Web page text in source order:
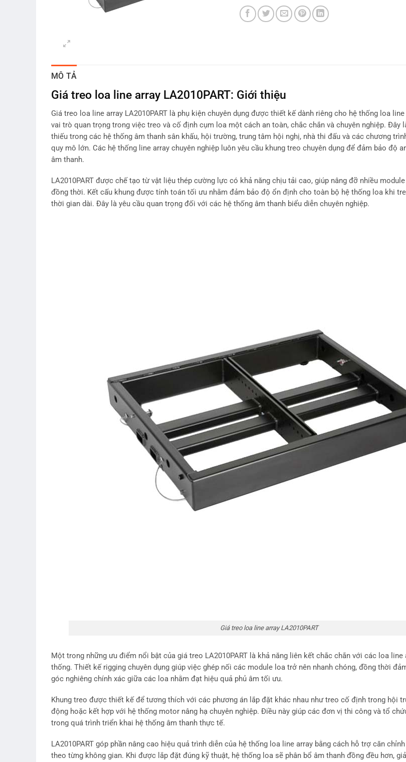
MÔ TẢ
Giá treo loa line array LA2010PART: Giới thiệu
Giá treo loa line array LA2010PART là phụ kiện chuyên dụng được thiết kế dành riêng cho hệ thống loa line
vai trò quan trọng trong việc treo và cố định cụm loa một cách an toàn, chắc chắn và chuyên nghiệp. Đây
thiếu trong các hệ thống âm thanh sân khấu, hội trường, trung tâm hội nghị, nhà thi đấu và các chương
quy mô lớn. Các hệ thống line array chuyên nghiệp luôn yêu cầu khung treo chuyên dụng để đảm bảo độ
âm thanh.
LA2010PART được chế tạo từ vật liệu thép cường lực có khả năng chịu tải cao, giúp nâng đỡ nhiều
đồng thời. Kết cấu khung được tính toán tối ưu nhằm đảm bảo độ ổn định cho toàn bộ hệ thống loa khi
thời gian dài. Đây là yêu cầu quan trọng đối với các hệ thống âm thanh biểu diễn chuyên nghiệp.
Giá treo loa line array LA2010PART
Một trong những ưu điểm nổi bật của giá treo LA2010PART là khả năng liên kết chắc chắn với các loa line
thống. Thiết kế rigging chuyên dụng giúp việc ghép nối các module loa trở nên nhanh chóng, đồng thời
góc nghiêng chính xác giữa các loa nhằm đạt hiệu quả phủ âm tối ưu.
Khung treo được thiết kế để tương thích với các phương án lắp đặt khác nhau như treo cố định trong hội
động hoặc kết hợp với hệ thống motor nâng hạ chuyên nghiệp. Điều này giúp các đơn vị thi công và tổ
trong quá trình triển khai hệ thống âm thanh thực tế.
LA2010PART góp phần nâng cao hiệu quả trình diễn của hệ thống loa line array bằng cách hỗ trợ căn
theo từng không gian. Khi được lắp đặt đúng kỹ thuật, hệ thống loa sẽ phân bổ âm thanh đồng đều hơn,